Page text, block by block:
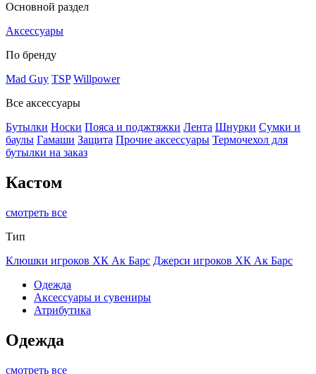
Основной раздел
Аксессуары
По бренду
Mad Guy TSP Willpower
Все аксессуары
Бутылки Носки Пояса и поджтяжки Лента Шнурки Сумки и
баулы Гамаши Защита Прочие аксессуары Термочехол для
бутылки на заказ
Кастом
смотреть все
Тип
Клюшки игроков ХК Ак Барс Джерси игроков ХК Ак Барс
Одежда
Аксессуары и сувениры
Атрибутика
Одежда
смотреть все